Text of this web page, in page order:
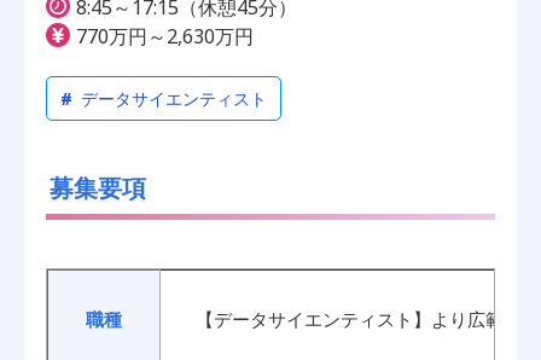
8:45～17:15（休憩45分）
770万円～2,630万円
# データサイエンティスト
募集要項
職種 【データサイエンティスト】より広範